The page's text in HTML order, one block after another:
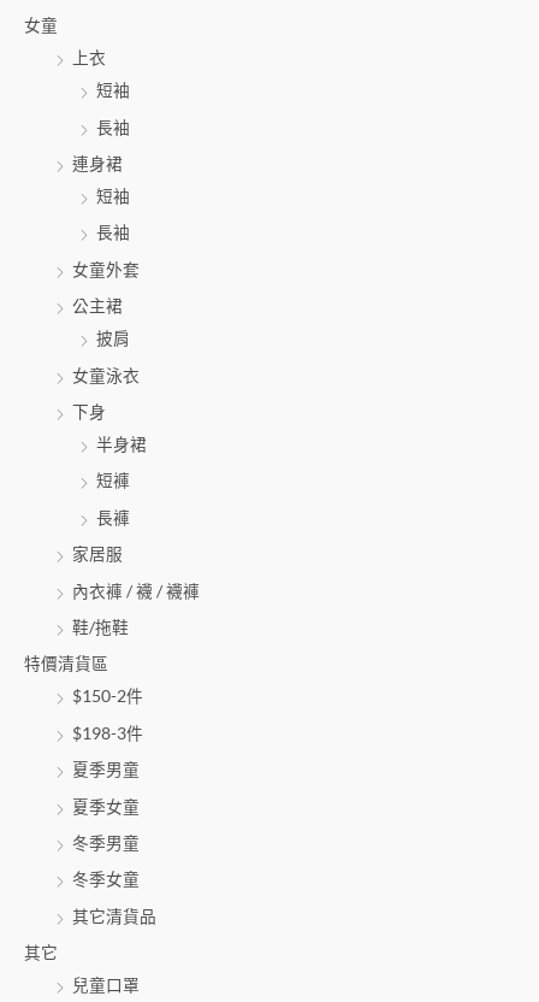
女童
上衣
短袖
長袖
連身裙
短袖
長袖
女童外套
公主裙
披肩
女童泳衣
下身
半身裙
短褲
長褲
家居服
內衣褲 / 襪 / 襪褲
鞋/拖鞋
特價清貨區
$150-2件
$198-3件
夏季男童
夏季女童
冬季男童
冬季女童
其它清貨品
其它
兒童口罩